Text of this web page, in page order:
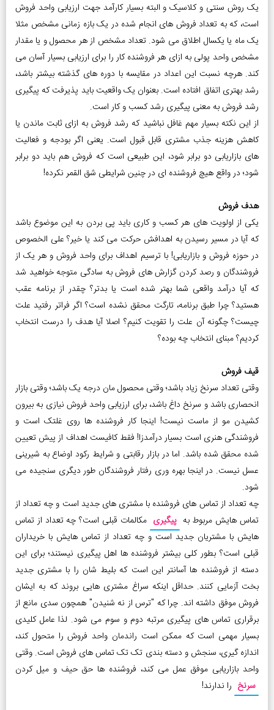
یک روش سنتی و کلاسیک و البته بسیار کارآمد جهت ارزیابی واحد فروش
است، که به تعداد فروش های انجام شده در یک بازه زمانی مشخص مثلا
یک ماه یا یکسال اطلاق می شود. تعداد مشخص از هر محصول و یا مقدار
مشخص واحد پولی به ازای هر فروشنده کار را برای ارزیابی بسیار آسان می
کند. هرچه نسبت این اعداد در مقایسه با دوره های گذشته بیشتر باشد،
رشد بهتری اتفاق افتاده است. بعنوان یک واقعیت باید پذیرفت که پیگیری
رشد فروش به معنی پیگیری رشد کسب و کار است.
از این نکته بسیار مهم غافل نباشید که رشد فروش به ازای ثابت ماندن یا
کاهش هزینه جذب مشتری قابل قبول است. یعنی اگر بودجه و فعالیت
های بازاریابی دو برابر شود، این طبیعی است که فروش هم باید دو برابر
شود؛ در واقع هیچ فروشنده ای در چنین شرایطی شق القمر نکرده!
هدف فروش
یکی از اولویت های هر کسب و کاری باید پی بردن به این موضوع باشد
که آیا در مسیر رسیدن به اهدافش حرکت می کند یا خیر؟ علی الخصوص
در حوزه فروش و بازاریابی! با ترسیم اهداف برای واحد فروش و هر یک از
فروشندگان و رصد کردن گزارش های فروش به سادگی متوجه خواهید شد
که آیا درآمد واقعی شما بهتر شده است یا بدتر؟ چقدر از برنامه عقب
هستید؟ چرا طبق برنامه، تارگت محقق نشده است؟ اگر فراتر رفتید علت
چیست؟ چگونه آن علت را تقویت کنیم؟ اصلا آیا هدف را درست انتخاب
کردیم؟ مبنای انتخاب چه بوده؟
قیف فروش
وقتی تعداد سرنخ زیاد باشد؛ وقتی محصول مان درجه یک باشد؛ وقتی بازار
انحصاری باشد و سرنخ داغ باشد، برای ارزیابی واحد فروش نیازی به بیرون
کشیدن مو از ماست نیست! اینجا کار فروشنده ها روی غلتک است و
فروشندگی هنری است بسیار درآمدزا! فقط کافیست اهداف از پیش تعیین
شده محقق شده باشد. اما در بازار رقابتی و شرایط رکود اوضاع به شیرینی
عسل نیست. در اینجا بهره وری رفتار فروشندگان طور دیگری سنجیده می
شود.
چه تعداد از تماس های فروشنده با مشتری های جدید است و چه تعداد از
تماس هایش مربوط به پیگیری مکالمات قبلی است؟ چه تعداد از تماس
هایش با مشتریان جدید است و چه تعداد از تماس هایش با خریداران
قبلی است؟ بطور کلی بیشتر فروشنده ها اهل پیگیری نیستند؛ برای این
دسته از فروشنده ها آسانتر این است که بلیط شان را با مشتری جدید
بخت آزمایی کنند. حداقل اینکه سراغ مشتری هایی بروند که به ایشان
فروش موفق داشته اند. چرا که "ترس از نه شنیدن" همچون سدی مانع از
برقراری تماس های پیگیری مرتبه دوم و سوم می شود. لذا عامل کلیدی
بسیار مهمی است که ممکن است راندمان واحد فروش را متحول کند،
اندازه گیری، سنجش و دسته بندی تک تک تماس های فروش است. وقتی
واحد بازاریابی موفق عمل می کند، فروشنده ها حق حیف و میل کردن
سرنخ را ندارند!